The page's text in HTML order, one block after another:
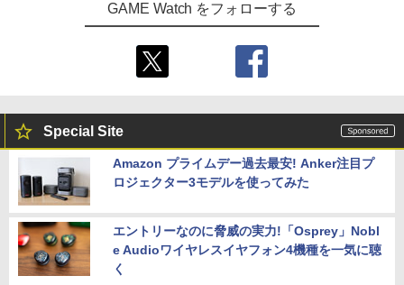
GAME Watch をフォローする
Special Site
Amazon プライムデー過去最安! Anker注目プ
ロジェクター3モデルを使ってみた
エントリーなのに脅威の実力!「Osprey」Nobl
e Audioワイヤレスイヤフォン4機種を一気に聴
く